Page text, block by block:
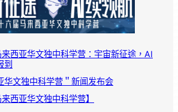
西亚华文独中科学营：宇宙新征途，AI
到
华文独中科学营＂新闻发布会
西亚华文独中科学营】